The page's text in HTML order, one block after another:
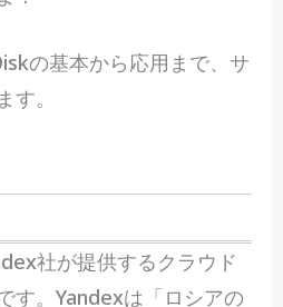
の基本から応用まで、サ
。
社が提供するクラウド
す。Yandexは「ロシアの